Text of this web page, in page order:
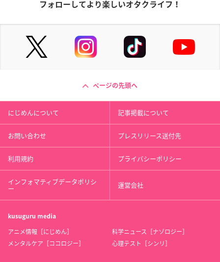
フォローしてより楽しいオタクライフ！
ページの先頭へ
にじめんについて 記事掲載について
お問い合わせ プレスリリース送付先
利用規約 プライバシーポリシー
インフォマティブデータポリシ
ー 運営会社
kusuguru media
アニメ情報［にじめん］
科学ニュース［ナゾロジー］
メンタルケア［ココロジー］
心理テスト［シンリ］